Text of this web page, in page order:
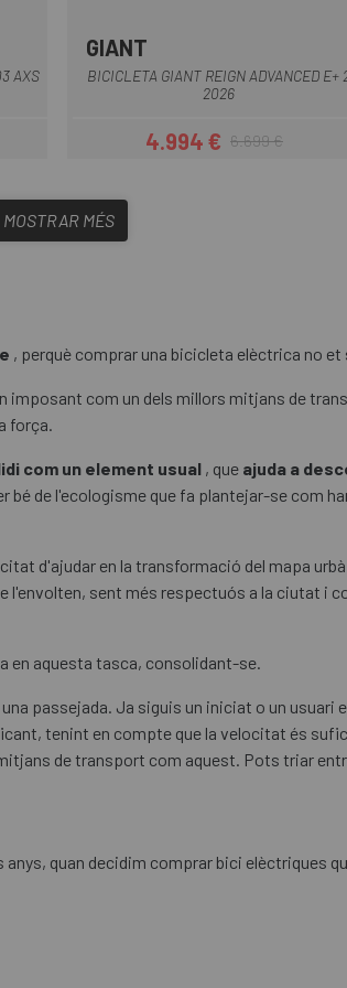
AXS
GIANT
BICICLETA GIANT REIGN ADVANCED E+
2026
Preu
4.994 €Preu regular
6.699 €
MOSTRAR MÉS
, perquè comprar una bicicleta elèctrica no
imposant com un dels millors mitjans de
força.
com un element usual , que ajuda a
de l'ecologisme que fa plantejar-se com
d'ajudar en la transformació del mapa
l'envolten, sent més respectuós a la ciutat i
en aquesta tasca, consolidant-se.
passejada. Ja siguis un iniciat o un usuari
tenint en compte que la velocitat és
de transport com aquest. Pots triar
quan decidim comprar bici elèctriques